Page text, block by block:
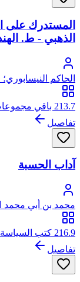
المستدرك على
الذهبي - ط.
الحاكم
الطهماني
الله
213.7 باقي مجموعات الحديث
تفاصيل
آداب الحسبة
محمد بن أبي محمد
216.9 كتب السياسة الشرعية والأحكام السلطانية
تفاصيل